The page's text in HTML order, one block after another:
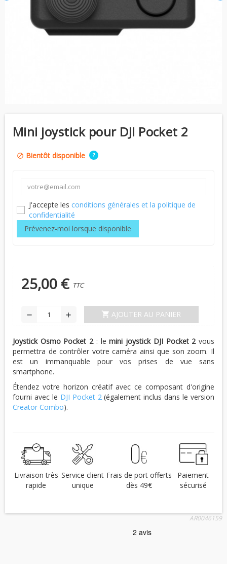
Mini joystick pour DJI Pocket 2
block Bientôt disponible ?
J'accepte les conditions générales et la politique de
confidentialité
Prévenez-moi lorsque disponible
25,00 € TTC
remove add shopping_cart AJOUTER AU PANIER
Joystick Osmo Pocket 2: lemini joystick DJI Pocket 2vous
permettra de contrôler votre caméra ainsi que son zoom. Il
est un immanquable pour vos prises de vue sans
smartphone.
Étendez votre horizon créatif avec ce composant d'origine
fourni avec le DJI Pocket 2 (également inclus dans le version
Creator Combo).
Livraison très
rapide
Service client
unique
Frais de port offerts
dès 49€
Paiement
sécurisé
AR0046159